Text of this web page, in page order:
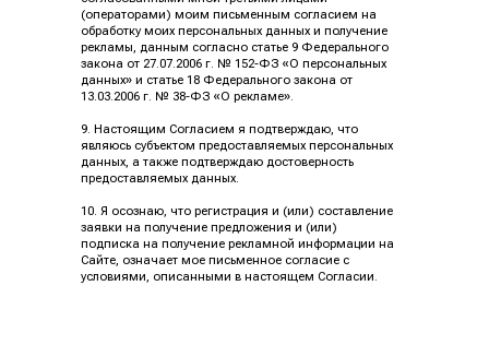
(операторами) моим письменным согласием на
обработку моих персональных данных и получение
рекламы, данным согласно статье 9 Федерального
закона от 27.07.2006 г. № 152-ФЗ «О персональных
данных» и статье 18 Федерального закона от
13.03.2006 г. № 38-ФЗ «О рекламе».
9. Настоящим Согласием я подтверждаю, что
являюсь субъектом предоставляемых персональных
данных, а также подтверждаю достоверность
предоставляемых данных.
10. Я осознаю, что регистрация и (или) составление
заявки на получение предложения и (или)
подписка на получение рекламной информации на
Сайте, означает мое письменное согласие с
условиями, описанными в настоящем Согласии.